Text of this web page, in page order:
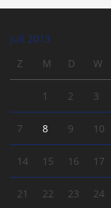
juli 2013
Z
M D W
1 2 3
7 8 9 10
14 15 16 17
21 22 23 24